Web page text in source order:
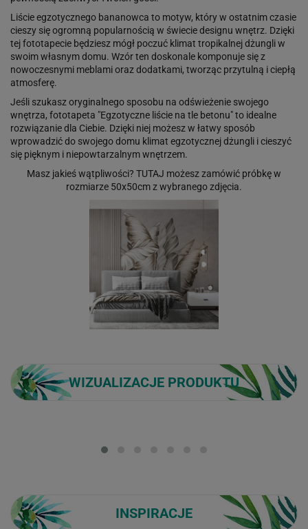
Liście egzotycznego bananowca to motyw, który w ostatnim czasie
cieszy się ogromną popularnością w świecie designu wnętrz. Dzięki
tej fototapecie będziesz mógł poczuć klimat tropikalnej dżungli w
swoim własnym domu. Wzór ten doskonale komponuje się z
nowoczesnymi meblami oraz dodatkami, tworząc przytulną i ciepłą
atmosferę.
Jeśli szukasz oryginalnego sposobu na odświeżenie swojego
wnętrza, fototapeta "Egzotyczne liście na tle betonu" to idealne
rozwiązanie dla Ciebie. Dzięki niej możesz w łatwy sposób
wprowadzić do swojego domu klimat egzotycznej dżungli i cieszyć
się pięknym i niepowtarzalnym wnętrzem.
Masz jakieś wątpliwości? TUTAJ możesz zamówić próbkę w
rozmiarze 50x50cm z wybranego zdjęcia.
WIZUALIZACJE PRODUKTU
INSPIRACJE